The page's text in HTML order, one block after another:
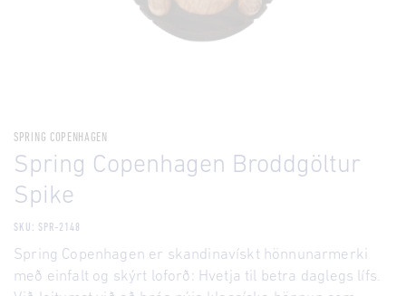
SPRING COPENHAGEN
Spring Copenhagen Broddgöltur
Spike
SKU: SPR-2148
Spring Copenhagen er skandinavískt hönnunarmerki
með einfalt og skýrt loforð: Hvetja til betra daglegs lífs.